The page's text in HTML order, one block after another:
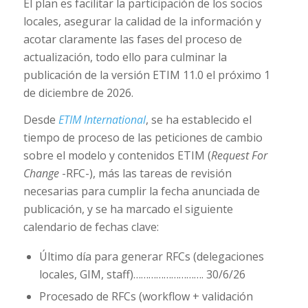
El plan es facilitar la participación de los socios
locales, asegurar la calidad de la información y
acotar claramente las fases del proceso de
actualización, todo ello para culminar la
publicación de la versión ETIM 11.0 el próximo 1
de diciembre de 2026.
Desde ETIM International, se ha establecido el
tiempo de proceso de las peticiones de cambio
sobre el modelo y contenidos ETIM (Request For
Change-RFC-), más las tareas de revisión
necesarias para cumplir la fecha anunciada de
publicación, y se ha marcado el siguiente
calendario de fechas clave:
Último día para generar RFCs (delegaciones
locales, GIM, staff)………………………. 30/6/26
Procesado de RFCs (workflow + validación